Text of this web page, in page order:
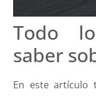
Todo
saber
En este artículo